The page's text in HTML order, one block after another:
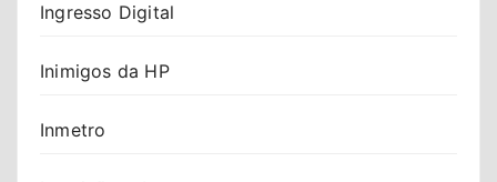
Ingresso Digital
Inimigos da HP
Inmetro